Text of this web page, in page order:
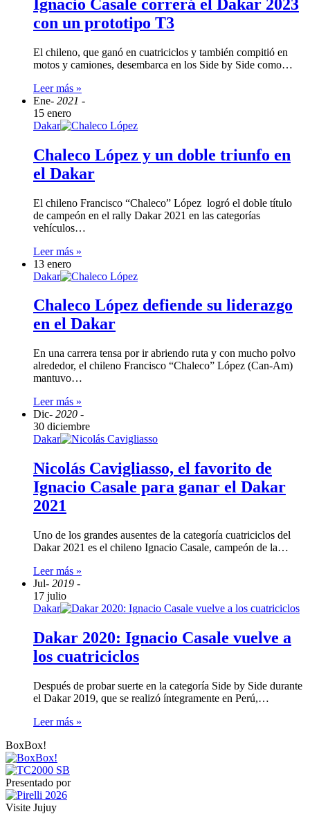
Ignacio Casale correrá el Dakar 2023
con un prototipo T3
El chileno, que ganó en cuatriciclos y también compitió en
motos y camiones, desembarca en los Side by Side como…
Leer más »
Ene- 2021 -
15 enero
Dakar
Chaleco López y un doble triunfo en
el Dakar
El chileno Francisco “Chaleco” López logró el doble título
de campeón en el rally Dakar 2021 en las categorías
vehículos…
Leer más »
13 enero
Dakar
Chaleco López defiende su liderazgo
en el Dakar
En una carrera tensa por ir abriendo ruta y con mucho polvo
alrededor, el chileno Francisco “Chaleco” López (Can-Am)
mantuvo…
Leer más »
Dic- 2020 -
30 diciembre
Dakar
Nicolás Cavigliasso, el favorito de
Ignacio Casale para ganar el Dakar
2021
Uno de los grandes ausentes de la categoría cuatriciclos del
Dakar 2021 es el chileno Ignacio Casale, campeón de la…
Leer más »
Jul- 2019 -
17 julio
Dakar
Dakar 2020: Ignacio Casale vuelve a
los cuatriciclos
Después de probar suerte en la categoría Side by Side durante
el Dakar 2019, que se realizó íntegramente en Perú,…
Leer más »
BoxBox!
Presentado por
Visite Jujuy